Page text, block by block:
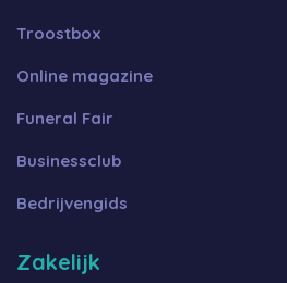
Troostbox
Online magazine
Funeral Fair
Businessclub
Bedrijvengids
Zakelijk